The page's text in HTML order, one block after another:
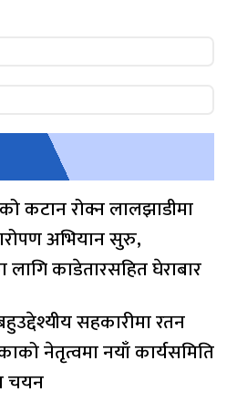
कटान रोक्न लालझाडीमा
अभियान सुरु,
लागि काडेतारसहित घेराबार
सहकारीमा रतन
नेतृत्वमा नयाँ कार्यसमिति
चयन